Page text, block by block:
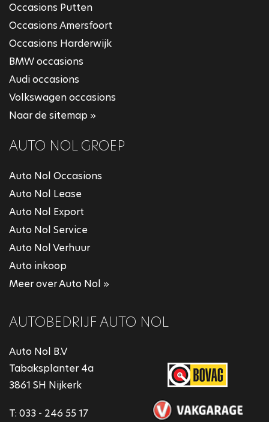
Occasions Putten
Occasions Amersfoort
Occasions Harderwijk
BMW occasions
Audi occasions
Volkswagen occasions
Naar de sitemap »
AUTO NOL GROEP
Auto Nol Occasions
Auto Nol Lease
Auto Nol Export
Auto Nol Service
Auto Nol Verhuur
Auto inkoop
Meer over Auto Nol »
AUTOBEDRIJF AUTO NOL
Auto Nol B.V
Tabaksplanter 4a
3861 SH Nijkerk
T: 033 - 246 55 17